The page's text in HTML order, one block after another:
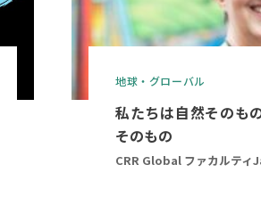
地球・グローバル
私たちは自然そのも
そのもの
CRR Global ファカルテ